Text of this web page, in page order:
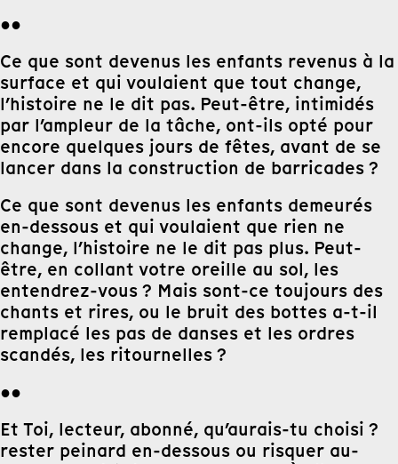
●●
Ce que sont devenus les enfants revenus à la
surface et qui voulaient que tout change,
l’histoire ne le dit pas. Peut-être, intimidés
par l’ampleur de la tâche, ont-ils opté pour
encore quelques jours de fêtes, avant de se
lancer dans la construction de barricades ?
Ce que sont devenus les enfants demeurés
en-dessous et qui voulaient que rien ne
change, l’histoire ne le dit pas plus. Peut-
être, en collant votre oreille au sol, les
entendrez-vous ? Mais sont-ce toujours des
chants et rires, ou le bruit des bottes a-t-il
remplacé les pas de danses et les ordres
scandés, les ritournelles ?
●●
Et Toi, lecteur, abonné, qu’aurais-tu choisi ?
rester peinard en-dessous ou risquer au-